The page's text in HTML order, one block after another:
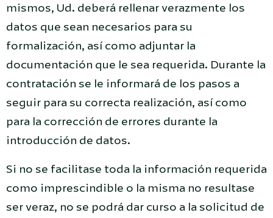
mismos, Ud. deberá rellenar verazmente los
datos que sean necesarios para su
formalización, así como adjuntar la
documentación que le sea requerida. Durante la
contratación se le informará de los pasos a
seguir para su correcta realización, así como
para la corrección de errores durante la
introducción de datos.
Si no se facilitase toda la información requerida
como imprescindible o la misma no resultase
ser veraz, no se podrá dar curso a la solicitud de